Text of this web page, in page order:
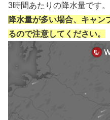
3時間あたりの降水量です。
降水量が多い場合、キャン
るので注意してください。